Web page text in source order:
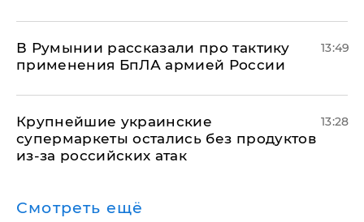
В Румынии рассказали про тактику
применения БпЛА армией России
13:49
Крупнейшие украинские
супермаркеты остались без продуктов
из-за российских атак
13:28
Смотреть ещё